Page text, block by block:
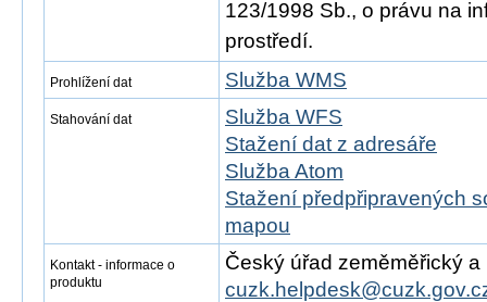
123/1998 Sb., o právu na
prostředí.
Prohlížení dat Služba WMS
Stahování dat
Služba WFS
Stažení dat z adresáře
Služba Atom
Stažení předpřipravených
mapou
Kontakt - informace o
produktu
Český úřad zeměměřický